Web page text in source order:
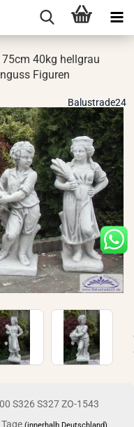
40kg hell­grau
Fi­gu­ren
Balustrade24
S326 S327 ZO-1543
Tage(innerhalb Deutschland)